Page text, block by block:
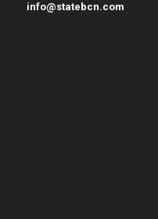
info@statebcn.com